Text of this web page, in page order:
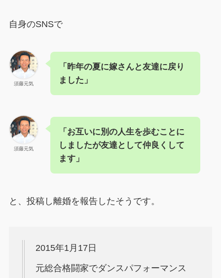
自身のSNSで
須藤元気
「昨年の夏に嫁さんと友達に戻り
ました」
須藤元気
「お互いに別の人生を歩むことに
しましたが友達として仲良くして
ます」
と、投稿し離婚を報告したそうです。
2015年1月17日
元総合格闘家でダンスパフォーマンス